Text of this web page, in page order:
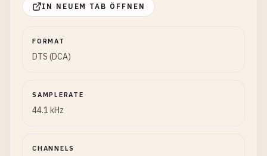
IN NEUEM TAB ÖFFNEN
FORMAT
DTS (DCA)
SAMPLERATE
44.1 kHz
CHANNELS